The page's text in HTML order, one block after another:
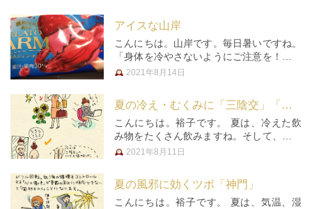
派であまりそういう物を使って…
アイスな山岸
こんにちは。山岸です。毎日暑いですね。
「身体を冷やさないようにご注意を！！」
なんて、普段患者さんに話しております
に美味しい。皆様すみません。…
2021年8月14日
夏の冷え・むくみに「三陰交」「水分」
こんにちは。裕子です。 夏は、冷えた飲
み物をたくさん飲みますね。そして、クー
ラーで体もついつい冷やしがち。 そうす
えには、体を温めるツボ「三陰…
2021年8月11日
夏の風邪に効くツボ「神門」
こんにちは。裕子です。 夏は、気温、湿